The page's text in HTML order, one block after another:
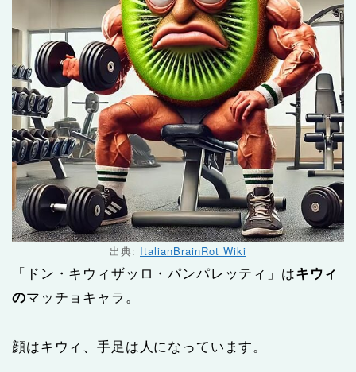
出典: ItalianBrainRot Wiki
「ドン・キウィザッロ・パンパレッティ」はキウィ
のマッチョキャラ。
顔はキウィ、手足は人になっています。